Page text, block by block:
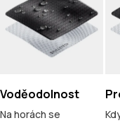
Voděodolnost
Na horách se